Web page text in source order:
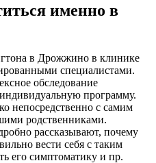
именно в
в Дрожжино в клинике
специалистами.
обследование
программу.
непосредственно с самим
родственниками.
рассказывают, почему
вести себя с таким
его симптоматику и пр.